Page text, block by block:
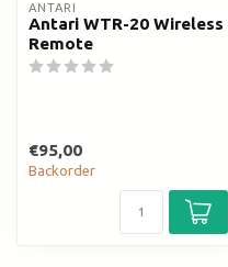
ANTARI
Antari WTR-20 Wireless
Remote
€95,00
Backorder